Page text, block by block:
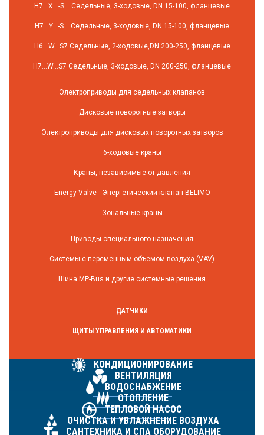
H7…X…-S… Седельные, 3-ходовые, DN 15-100, фланцевые
H7…Y…-S… Седельные, 3-ходовые, DN 15-100, фланцевые
H6…W…S7 Седельные, 2-ходовые,DN 200-250, фланцевые
H7…W…S7 Седельные, 3-ходовые, DN 200-250, фланцевые
Электроприводы для седельных клапанов
Дисковые поворотные затворы
Электроприводы для дисковых поворотных затворов
6-ходовые краны
Краны, независимые от давления
Energy Valve - Энергетический клапан BELIMO
Зональные краны
Приводы специального назначения
Системы с переменным объемом воздуха (VAV)
Шина MP-Bus и другие системные решения
ДАТЧИКИ
ЩИТЫ УПРАВЛЕНИЯ И АВТОМАТИКИ
КОНДИЦИОНИРОВАНИЕ
ВЕНТИЛЯЦИЯ
ВОДОСНАБЖЕНИЕ
ОТОПЛЕНИЕ
ТЕПЛОВОЙ НАСОС
ОЧИСТКА И УВЛАЖНЕНИЕ ВОЗДУХА
САНТЕХНИКА И СПА ОБОРУДОВАНИЕ